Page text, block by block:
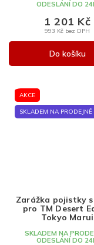
ODESLÁNÍ DO
993 Kč bez DPH
1 201 Kč
Do košíku
AKCE
SKLADEM NA PRODEJNĚ
Zarážka pojistky
pro TM Desert
Tokyo Marui
SKLADEM NA
ODESLÁNÍ DO